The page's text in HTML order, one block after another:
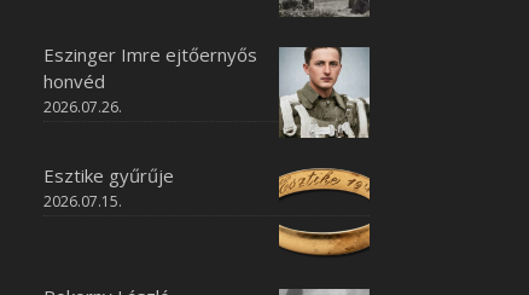
Eszinger Imre ejtőernyős
honvéd
2026.07.26.
Esztike gyűrűje
2026.07.15.